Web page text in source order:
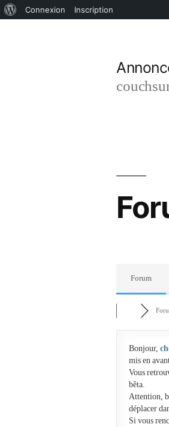
Connexion Inscription
Forum
Bonjour,
mis en
Vous
bêta.
Attention,
déplacer
Si vous